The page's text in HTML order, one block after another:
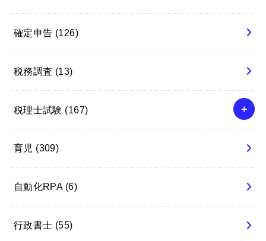
確定申告 (126)
税務調査 (13)
税理士試験 (167)
育児 (309)
自動化RPA (6)
行政書士 (55)